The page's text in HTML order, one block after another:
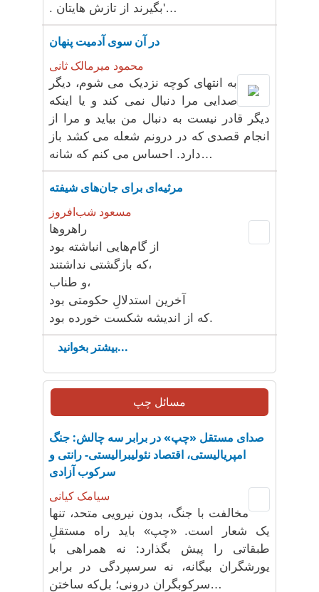
. بگیرند از تازش هایتان'…
در آن سوی آدمیت پنهان
محمود میرمالک ثانی
به انتهای کوچه نزدیک می شوم، دیگر
صدایی مرا دنبال نمی کند و یا اینکه
دیگر قادر نیست به دنبال من بیاید و مرا از
انجام قصدی که در درونم شعله می کشد باز
دارد. احساس می کنم که شانه…
مرثیه‌ای برای جان‌های شیفته
مسعود شب‌افروز
راهروها
از گام‌هایی انباشته بود
که بازگشتی نداشتند،
و طناب،
آخرین استدلالِ حکومتی بود
که از اندیشه شکست خورده بود.
بیشتر بخوانید...
مسائل چپ
صدای مستقل «چپ» در برابر سه چالش: جنگ
امپریالیستی، اقتصاد نئولیبرالیستی- رانتی و
سرکوب آزادی
سیامک کیانی
مخالفت با جنگ، بدون نیرویی متحد، تنها
یک شعار است. «چپ» باید راه مستقلِ
طبقاتی را پیش بگذارد: نه همراهی با
یورشگران بیگانه، نه سرسپردگی در برابر
سرکوبگران درونی؛ بل‌که ساختن…